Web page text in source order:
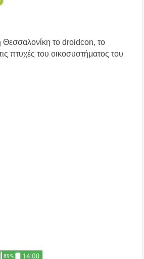
Θεσσαλονίκη το droidcon, το
πτυχές του οικοσυστήματος του